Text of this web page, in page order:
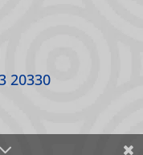
20330